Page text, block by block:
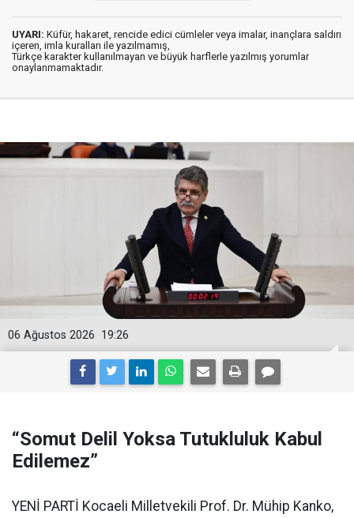
UYARI: Küfür, hakaret, rencide edici cümleler veya imalar, inançlara saldırı
içeren, imla kuralları ile yazılmamış,
Türkçe karakter kullanılmayan ve büyük harflerle yazılmış yorumlar
onaylanmamaktadır.
19:26
06 Ağustos 2026
“Somut Delil Yoksa Tutukluluk Kabul
Edilemez”
YENİ PARTİ Kocaeli Milletvekili Prof. Dr. Mühip Kanko,